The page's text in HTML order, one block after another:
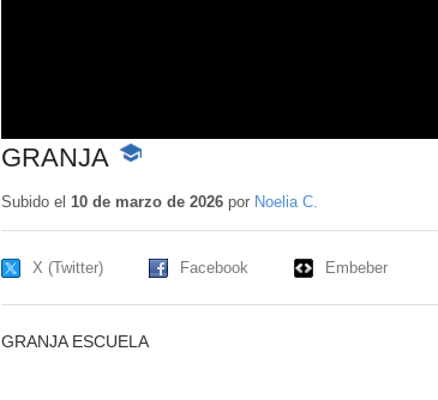
GRANJA -
educativo
Subido el 10 de marzo de 2026por Noelia C.
X (Twitter) Facebook Embeber
GRANJA ESCUELA